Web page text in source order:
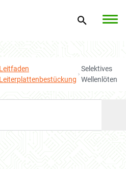
Leitfaden
Leiterplattenbestückung
Selektives
Wellenlöten